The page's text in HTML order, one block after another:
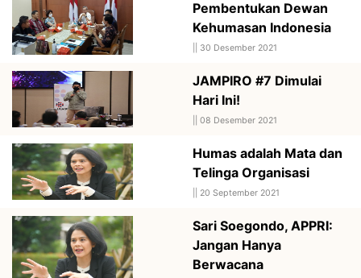
Pembentukan Dewan
Kehumasan Indonesia
30 Desember 2021
JAMPIRO #7 Dimulai
Hari Ini!
08 Desember 2021
Humas adalah Mata dan
Telinga Organisasi
20 September 2021
Sari Soegondo, APPRI:
Jangan Hanya
Berwacana